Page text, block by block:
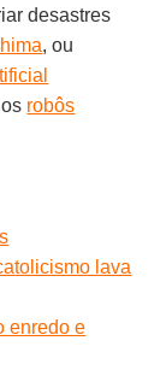
desastres
, ou
robôs
lava
enredo e